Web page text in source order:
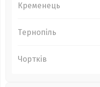
Кременець
Тернопіль
Чортків